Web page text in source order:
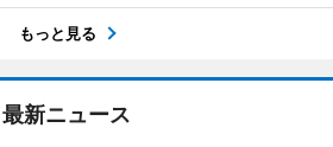
もっと見る
最新ニュース